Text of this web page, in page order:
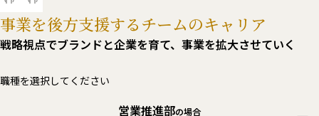
事業を後方支援するチームのキャリア
戦略視点でブランドと企業を育て、 事業を拡大させていく
職種を選択してください
営業推進部の場合